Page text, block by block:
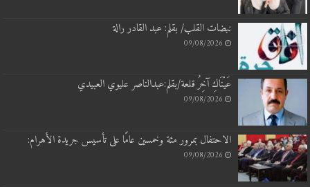
نبضات القلب/ بقلم: عبد القادر رالة
09/08/2026
عَيْنَاكِ آخِرُ قلعة/بقلم:عبدالناصر عليوي العبيدي
09/08/2026
الاحتفال بمرور مئة وخمسين عامًا على تأسيس جريدة الأهرام:
09/08/2026